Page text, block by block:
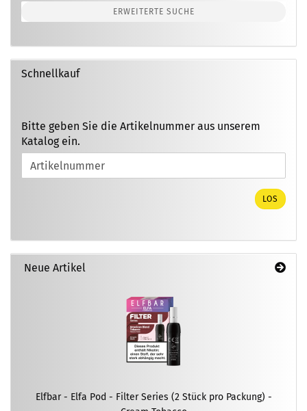
ERWEITERTE SUCHE
Schnellkauf
BITTE
GEBEN
SIE
DIE
Bitte geben Sie die Artikelnummer aus unserem
Katalog ein.
LOS
Neue Artikel
Elfbar - Elfa Pod - Filter Series (2 Stück pro Packung) -